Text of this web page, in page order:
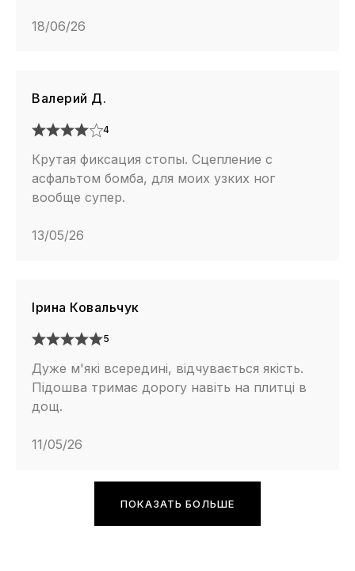
18/06/26
Валерий Д.
4
Крутая фиксация стопы. Сцепление с
асфальтом бомба, для моих узких ног
вообще супер.
13/05/26
Ірина Ковальчук
5
Дуже м'які всередині, відчувається якість.
Підошва тримає дорогу навіть на плитці в
дощ.
11/05/26
ПОКАЗАТЬ БОЛЬШЕ